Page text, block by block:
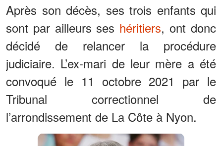
Après son décès, ses trois enfants qui
sont par ailleurs ses héritiers, ont donc
décidé de relancer la procédure
judiciaire. L’ex-mari de leur mère a été
convoqué le 11 octobre 2021 par le
Tribunal correctionnel de
l’arrondissement de La Côte à Nyon.